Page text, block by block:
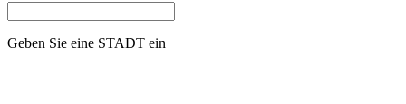
Geben Sie eine STADT ein